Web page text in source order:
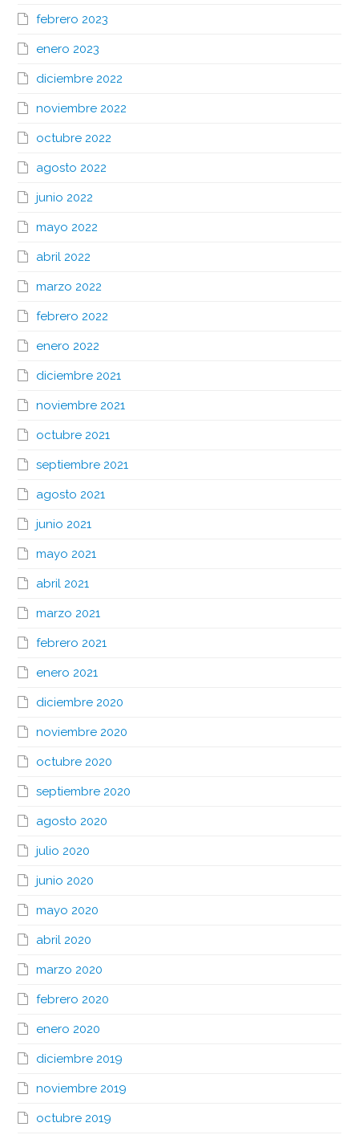
febrero 2023
enero 2023
diciembre 2022
noviembre 2022
octubre 2022
agosto 2022
junio 2022
mayo 2022
abril 2022
marzo 2022
febrero 2022
enero 2022
diciembre 2021
noviembre 2021
octubre 2021
septiembre 2021
agosto 2021
junio 2021
mayo 2021
abril 2021
marzo 2021
febrero 2021
enero 2021
diciembre 2020
noviembre 2020
octubre 2020
septiembre 2020
agosto 2020
julio 2020
junio 2020
mayo 2020
abril 2020
marzo 2020
febrero 2020
enero 2020
diciembre 2019
noviembre 2019
octubre 2019